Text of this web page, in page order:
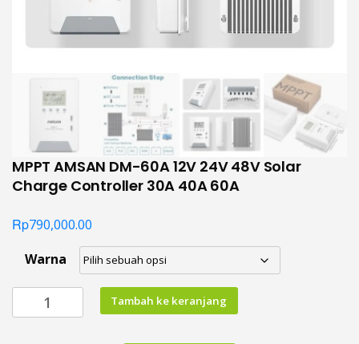
MPPT AMSAN DM-60A 12V 24V 48V Solar
Charge Controller 30A 40A 60A
Rp790,000.00
Warna
Kuantitas
MPPT
Tambah ke keranjang